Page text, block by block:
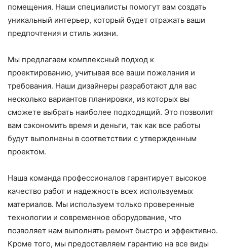
помещения. Наши специалисты помогут вам создать
уникальный интерьер, который будет отражать ваши
предпочтения и стиль жизни.
Мы предлагаем комплексный подход к
проектированию, учитывая все ваши пожелания и
требования. Наши дизайнеры разработают для вас
несколько вариантов планировки, из которых вы
сможете выбрать наиболее подходящий. Это позволит
вам сэкономить время и деньги, так как все работы
будут выполнены в соответствии с утвержденным
проектом.
Наша команда профессионалов гарантирует высокое
качество работ и надежность всех используемых
материалов. Мы используем только проверенные
технологии и современное оборудование, что
позволяет нам выполнять ремонт быстро и эффективно.
Кроме того, мы предоставляем гарантию на все виды